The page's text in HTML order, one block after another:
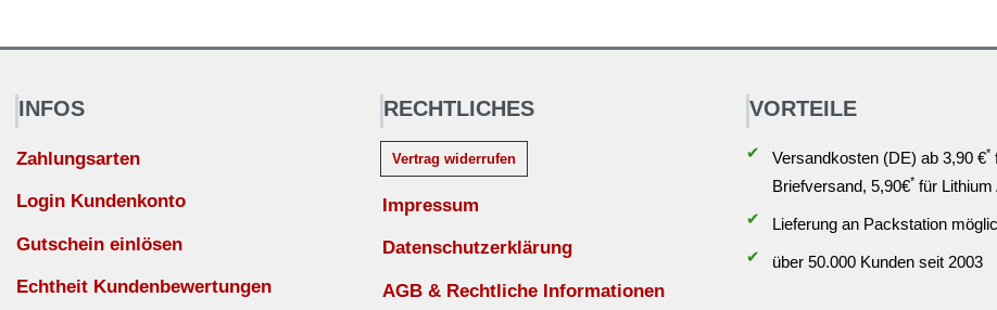
INFOS
Zahlungsarten
Login Kundenkonto
Gutschein einlösen
Echtheit Kundenbewertungen
RECHTLICHES
Vertrag widerrufen
Impressum
Datenschutzerklärung
AGB & Rechtliche Informationen
VORTEILE
✔ Versandkosten (DE) ab 3,90 €*
Briefversand, 5,90€* für Lithium
✔
Lieferung an Packstation
✔
über 50.000 Kunden seit 2003